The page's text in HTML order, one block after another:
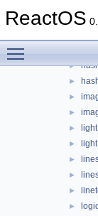
ReactOS
►
►
►
►
►
►
►
►
►
►
►